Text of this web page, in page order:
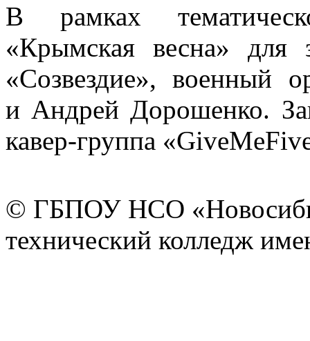
В рамках
«Крымская весна» для
«Созвездие», военный
и Андрей Дорошенко.
кавер-группа
© ГБПОУ НСО
технический колледж